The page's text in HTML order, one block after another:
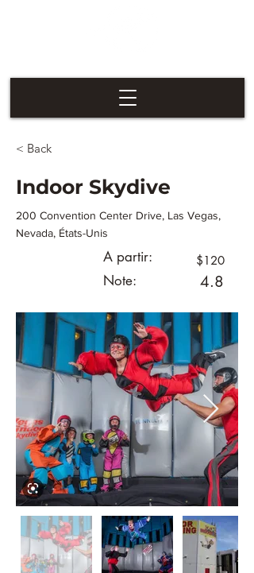
< Back
Indoor Skydive
200 Convention Center Drive, Las Vegas,
Nevada, États-Unis
A partir:
Note:
$120
4.8